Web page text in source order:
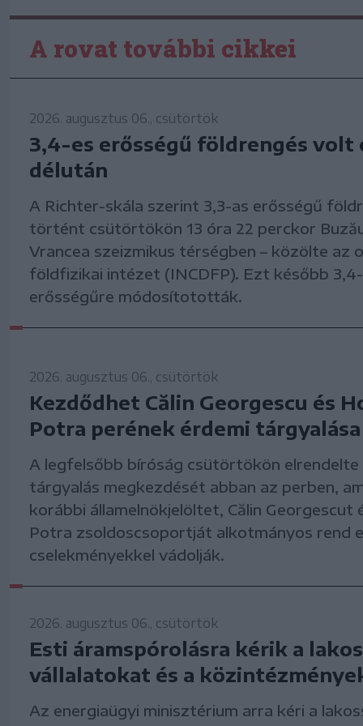
A rovat további cikkei
2026. augusztus 06., csütörtök
3,4-es erősségű földrengés
délután
A Richter-skála szerint 3,3-as erősségű
történt csütörtökön 13 óra 22 perckor
Vrancea szeizmikus térségben – közölte az
földfizikai intézet (INCDFP). Ezt később
erősségűre módosítotották.
2026. augusztus 06., csütörtök
Kezdődhet Călin Georgescu és
Potra perének érdemi tárgyalása
A legfelsőbb bíróság csütörtökön elrendelte
tárgyalás megkezdését abban az perben,
korábbi államelnökjelöltet, Călin Georgescut
Potra zsoldoscsoportját alkotmányos rend
cselekményekkel vádolják.
2026. augusztus 06., csütörtök
Esti áramspórolásra kérik a
vállalatokat és a
Az energiaügyi minisztérium arra kéri a